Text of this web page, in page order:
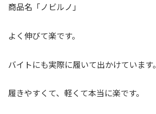
商品名「ノビルノ」
よく伸びて楽です。
バイトにも実際に履いて出かけています。
履きやすくて、軽くて本当に楽です。